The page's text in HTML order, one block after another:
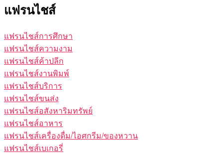
แฟรนไชส์
แฟรนไชส์การศึกษา
แฟรนไชส์ความงาม
แฟรนไชส์ค้าปลีก
แฟรนไชส์งานพิมพ์
แฟรนไชส์บริการ
แฟรนไชส์ขนส่ง
แฟรนไชส์อสังหาริมทรัพย์
แฟรนไชส์อาหาร
แฟรนไชส์เครื่องดื่ม/ไอศกรีม/ของหวาน
แฟรนไชส์เบเกอรี่